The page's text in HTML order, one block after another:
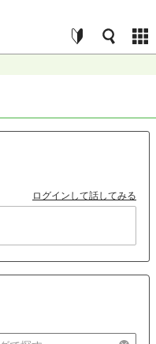
ログインして話してみる